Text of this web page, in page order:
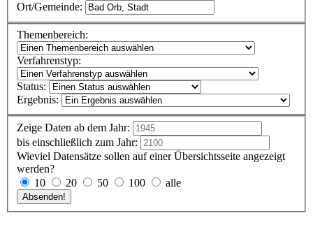
Ort/Gemeinde:
Themenbereich:
Verfahrenstyp:
Status:
Ergebnis:
Zeige Daten ab dem Jahr:
bis einschließlich zum Jahr:
Wieviel Datensätze sollen auf einer Übersichtsseite angezeigt
werden?
10
20 50 100 alle